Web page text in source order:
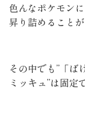
色んなポケモン
昇り詰めることが
その中でも”「ば
ミッキュ”は固定